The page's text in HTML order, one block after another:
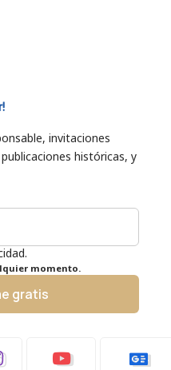
invitaciones
históricas, y
momento.
gratis